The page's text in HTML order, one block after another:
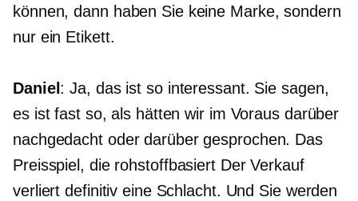
können, dann haben Sie keine Marke, sondern
nur ein Etikett.
Daniel : Ja, das ist so interessant. Sie sagen,
es ist fast so, als hätten wir im Voraus darüber
nachgedacht oder darüber gesprochen. Das
Preisspiel, die rohstoffbasiertDer Verkauf
verliert definitiv eine Schlacht. Und Sie werden